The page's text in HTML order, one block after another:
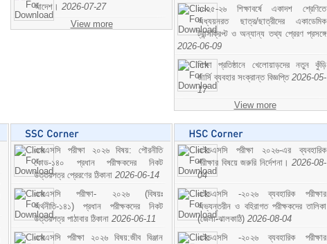
আদেশ। 2026-07-27
View more
২০২৫-২৬ শিক্ষাবর্ষে একাদশ শ্রেণিতে
অধ্যয়নরত ছাত্র/ছাত্রীদের একাডেমিক
ট্রান্সক্রিপ্ট ও অন্যান্য তথ্য প্রেরণ প্রসঙ্গে
2026-06-09
শিক্ষা প্রতিষ্ঠানে খেলোয়াড়দের নতুন কুঁড়ি
জার্সি ব্যবহার সংক্রান্ত বিজ্ঞপ্তি 2026-05-
17
View more
এসএসসি পরীক্ষা ২০২৬ বিষয়: পৌরনীতি
কোড-১৪০ প্রধান পরীক্ষকদের নিকট
উত্তরপত্র প্রেরণের ঠিকানা 2026-06-14
এসএসসি পরীক্ষা- ২০২৬ (বিষয়ঃ
অর্থনীতি-১৪১) প্রধান পরীক্ষকদের নিকট
উত্তরপত্র পাঠাবার ঠিকানা 2026-06-11
এসএসসি পরীক্ষা ২০২৬ বিষয়:জীব বিঞ্জান
এইচএসসি পরীক্ষা ২০২৬-এর ব্যবহারিক
পরীক্ষার বিষয়ে জরুরি নির্দেশনা। 2026-08-
04
এইচএসসি -২০২৬ ব্যবহারিক পরীক্ষার
অভ্যন্তরীন ও বহিরাগত পরীক্ষকদের তালিকা
(জেলা-ঝালকাঠি) 2026-08-04
এইচএসসি -২০২৬ ব্যবহারিক পরীক্ষার